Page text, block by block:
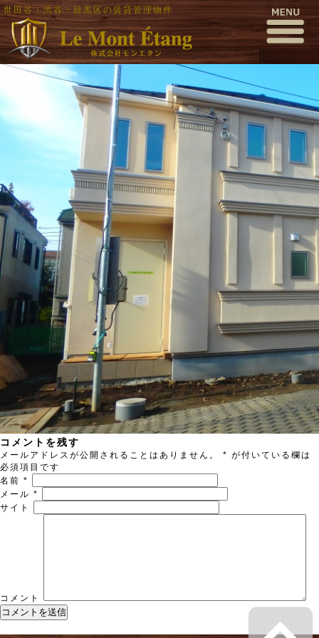
世田谷・渋谷・目黒区の賃貸管理物件
P4100009
公開日時: 2017年4月13日1000 × 563(P4100009 )
← 前へ 次へ →
コメントを残す
メールアドレスが公開されることはありません。 * が付いている欄は
必須項目です
名前 *
メール *
サイト
コメント